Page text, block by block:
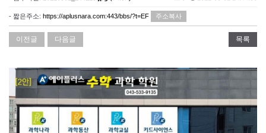
- 짧은주소: https://aplusnara.com:443/bbs/?t=EF 주소복사
이전글 다음글 목록